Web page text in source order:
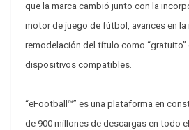
que la marca cambió junto con la
motor de juego de fútbol, avances en la
remodelación del título como
dispositivos compatibles.
“eFootball™” es una plataforma en
de 900 millones de descargas en todo